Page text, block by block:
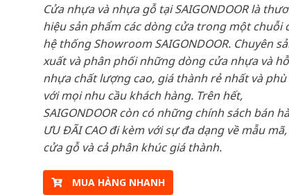
Cửa nhựa và nhựa gỗ tại SAIGONDOOR là
hiệu sản phẩm các dòng cửa trong một chuỗi
hệ thống Showroom SAIGONDOOR. Chuyên
xuất và phân phối những dòng cửa nhựa và
nhựa chất lượng cao, giá thành rẻ nhất và
với mọi nhu cầu khách hàng. Trên hết,
SAIGONDOOR còn có những chính sách bán
ƯU ĐÃI CAO đi kèm với sự đa dạng về mẫu
cửa gỗ và cả phân khúc giá thành.
MUA HÀNG NHANH